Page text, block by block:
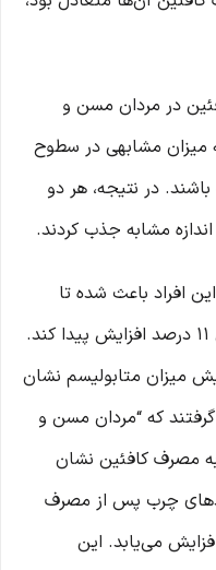
در مردان مسن و
میزان مشابهی در سطوح
در نتیجه، هر دو
مشابه جذب کردند.
افراد باعث شده تا
صرف انرژی در مردان جوان به میزان 11 درصد افزایش پیدا کند.
9.5 درصد افزایش میزان متابولیسم نشان
که “مردان مسن و
مصرف کافئین نشان
چرب پس از مصرف
می‌یابد. این